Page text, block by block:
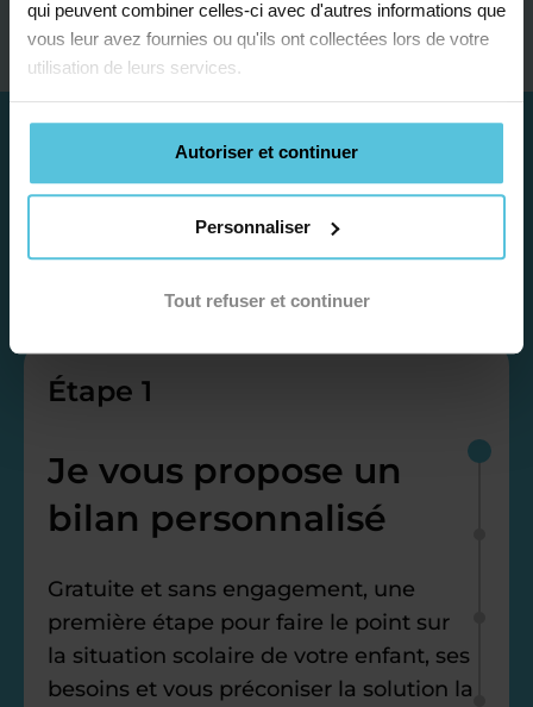
qui peuvent combiner celles-ci avec d'autres informations que
vous leur avez fournies ou qu'ils ont collectées lors de votre
utilisation de leurs services.
Autoriser et continuer
Personnaliser
Tout refuser et continuer
Étape 1
Je vous propose un
bilan personnalisé
Gratuite et sans engagement, une
première étape pour faire le point sur
la situation scolaire de votre enfant, ses
besoins et vous préconiser la solution la